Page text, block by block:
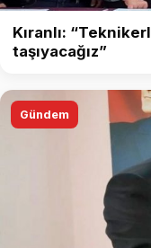
Kıranlı:
taşıyacağız”
Gündem